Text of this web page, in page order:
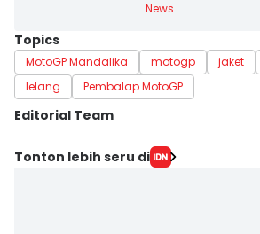
News
Topics
MotoGP Mandalika motogp jaket
lelang
Pembalap MotoGP
Editorial Team
Editor
Tonton lebih seru di